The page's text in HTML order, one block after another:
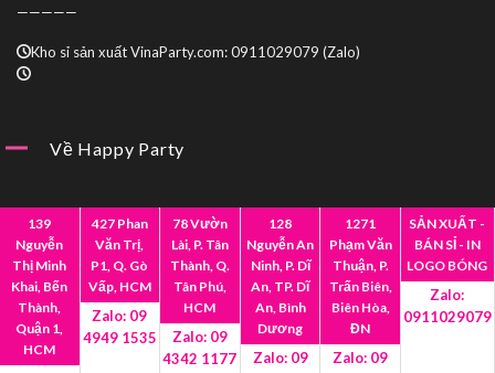
—————
Kho sỉ sản xuất VinaParty.com: 0911029079 (Zalo)
Về Happy Party
Giới Thiệu Mua Sỉ
Hợp Tác Liên Hệ
139
Nguyễn
Thị Minh
Khai, Bến
Thành,
Quận 1,
HCM
427 Phan
Văn Trị,
P1, Q. Gò
Vấp, HCM
Zalo: 09
4949 1535
78 Vườn
Lài, P. Tân
Thành, Q.
Tân Phú,
HCM
Zalo: 09
4342 1177
128
Nguyễn An
Ninh, P. Dĩ
An, TP. Dĩ
An, Bình
Dương
Zalo: 09
1271
Phạm Văn
Thuận, P.
Trấn Biên,
Biên Hòa,
ĐN
Zalo: 09
SẢN XUẤT -
BÁN SỈ - IN
LOGO BÓNG
Zalo:
0911029079